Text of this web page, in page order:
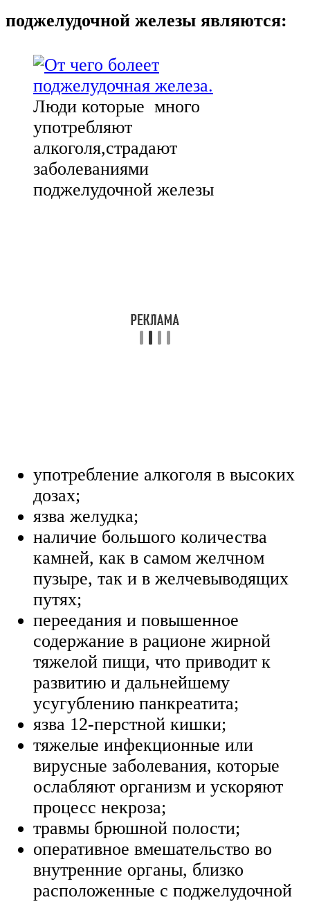
поджелудочной железы являются:
Люди которые много
употребляют
алкоголя,страдают
заболеваниями
поджелудочной железы
употребление алкоголя в высоких
дозах;
язва желудка;
наличие большого количества
камней, как в самом желчном
пузыре, так и в желчевыводящих
путях;
переедания и повышенное
содержание в рационе жирной
тяжелой пищи, что приводит к
развитию и дальнейшему
усугублению панкреатита;
язва 12-перстной кишки;
тяжелые инфекционные или
вирусные заболевания, которые
ослабляют организм и ускоряют
процесс некроза;
травмы брюшной полости;
оперативное вмешательство во
внутренние органы, близко
расположенные с поджелудочной